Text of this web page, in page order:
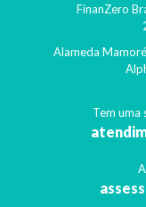
FinanZero
Alameda
Tem uma